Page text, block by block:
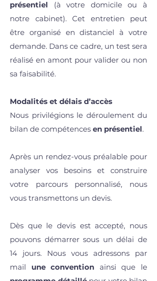
présentiel (à votre domicile ou à
notre cabinet). Cet entretien peut
être organisé en distanciel à votre
demande. Dans ce cadre, un test sera
réalisé en amont pour valider ou non
sa faisabilité.
Modalités et délais d’accès
Nous privilégions le déroulement du
bilan de compétences en présentiel.
Après un rendez-vous préalable pour
analyser vos besoins et construire
votre parcours personnalisé, nous
vous transmettons un devis.
Dès que le devis est accepté, nous
pouvons démarrer sous un délai de
14 jours. Nous vous adressons par
mail une convention ainsi que le